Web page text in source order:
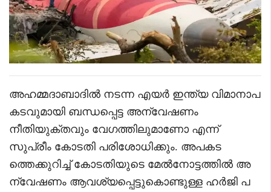
അഹമ്മദാബാദിൽ നടന്ന എയർ ഇന്ത്യ വിമാനാപ
കടവുമായി ബന്ധപ്പെട്ട അന്വേഷണം
നീതിയുക്തവും വേഗത്തിലുമാണോ എന്ന്
സുപ്രീം കോടതി പരിശോധിക്കും. അപകട
ത്തെക്കുറിച്ച് കോടതിയുടെ മേൽനോട്ടത്തിൽ അ
ന്വേഷണം ആവശ്യപ്പെട്ടുകൊണ്ടുള്ള ഹർജി പ